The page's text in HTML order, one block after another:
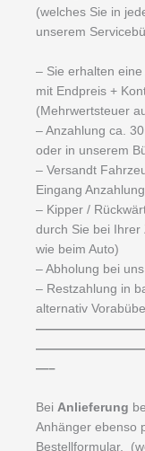
(welches Sie in
unserem
– Sie erhalten
mit Endpreis +
(Mehrwertsteuer
– Anzahlung ca.
oder in unserem
– Versandt
Eingang
– Kipper /
durch Sie bei Ihrer
wie beim Auto)
– Abholung bei
– Restzahlung in
alternativ
—–
Bei Anlieferung
Anhänger ebenso
Bestellformular,